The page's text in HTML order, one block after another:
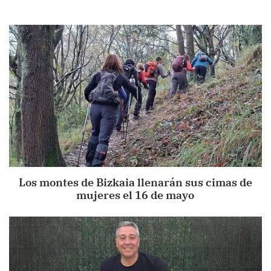
Los montes de Bizkaia llenarán sus cimas de
mujeres el 16 de mayo